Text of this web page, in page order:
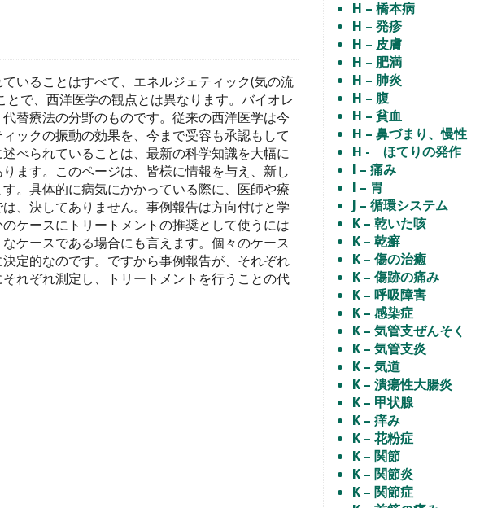
いることはすべて、エネルジェティック(気の流
とで、西洋医学の観点とは異なります。バイオレ
替療法の分野のものです。従来の西洋医学は今
ックの振動の効果を、今まで受容も承認もして
べられていることは、最新の科学知識を大幅に
ます。このページは、皆様に情報を与え、新し
。具体的に病気にかかっている際に、医師や療
、決してありません。事例報告は方向付けと学
ケースにトリートメントの推奨として使うには
ケースである場合にも言えます。個々のケース
定的なのです。ですから事例報告が、それぞれ
れぞれ測定し、トリートメントを行うことの代
H – 橋本病
H – 発疹
H – 皮膚
H – 肥満
H – 肺炎
H – 腹
H – 貧血
H – 鼻づまり、慢性
H - ほてりの発作
I – 痛み
I – 胃
J – 循環システム
K – 乾いた咳
K – 乾癬
K – 傷の治癒
K – 傷跡の痛み
K – 呼吸障害
K – 感染症
K – 気管支ぜんそく
K – 気管支炎
K – 気道
K – 潰瘍性大腸炎
K – 甲状腺
K – 痒み
K – 花粉症
K – 関節
K – 関節炎
K – 関節症